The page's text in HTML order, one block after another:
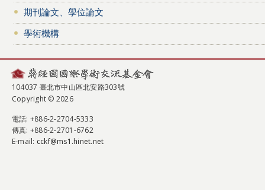
期刊論文、學位論文
學術機構
104037 臺北市中山區北安路303號
Copyright © 2026
電話: +886-2-2704-5333
傳真: +886-2-2701-6762
E-mail: cckf@ms1.hinet.net